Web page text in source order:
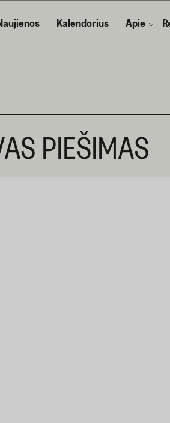
Kalendorius Apie
PIEŠIMAS